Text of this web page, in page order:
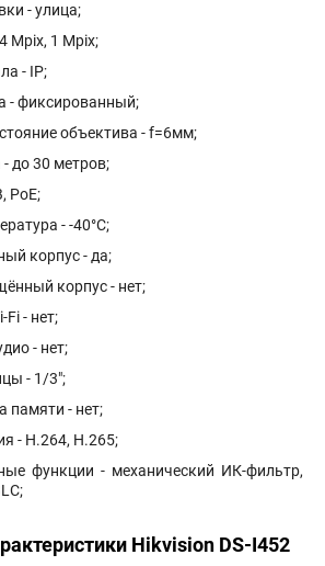
- улица;
Mpix, 1 Mpix;
- IP;
- фиксированный;
объектива - f=6мм;
до 30 метров;
PoE;
- -40°С;
корпус - да;
корпус - нет;
- нет;
- нет;
- 1/3";
памяти - нет;
- H.264, H.265;
функции - механический ИК-фильтр,
Hikvision DS-I452